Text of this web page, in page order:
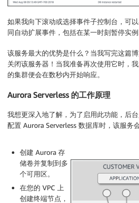
如果我向下滚动或选择事件子控制台，可
同自动扩展事件，包括在某一时刻暂停实例
该服务最大的优势是什么？当我写完这篇
关闭该服务器！当我准备再次使用它时，
的集群便会在数秒内开始响应。
Aurora Serverless 的工作原理
我想更深入地了解，为了启用此功能，后
配置 Aurora Serverless 数据库时，该服务
创建 Aurora 存
储卷并复制到多
个可用区。
在您的 VPC 上
创建终端节点，